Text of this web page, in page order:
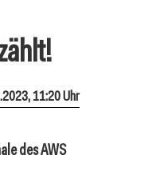
11:20 Uhr
des AWS